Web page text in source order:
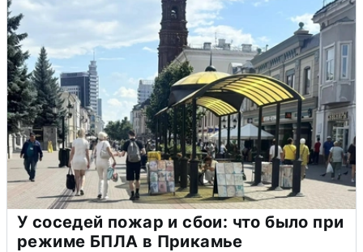
У соседей пожар и сбои: что было при
режиме БПЛА в Прикамье